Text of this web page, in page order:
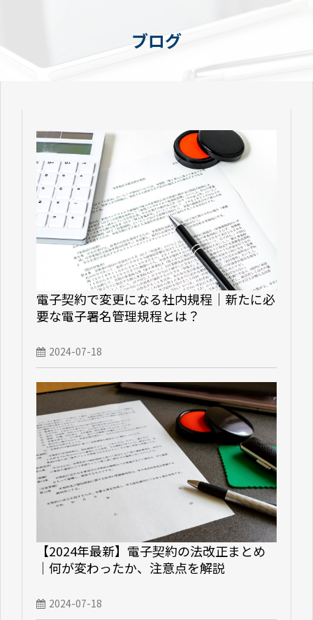
ブログ
電子契約で変更になる社内規程｜新たに必
要な電子署名管理規程とは？
2024-07-18
【2024年最新】電子契約の法改正まとめ
｜何が変わったか、注意点を解説
2024-07-18